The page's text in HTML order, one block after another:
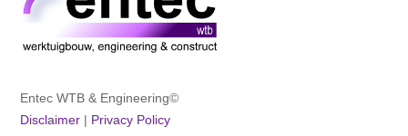
Top
Entec WTB & Engineering©
Disclaimer | Privacy Policy